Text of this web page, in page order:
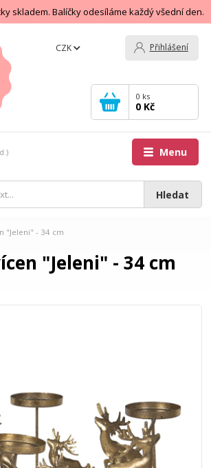
skladem. Balíčky odesíláme každý všední den.
Menu
CZK Přihlášení
Hledat
0 ks
0 Kč
"Jeleni" - 34 cm
"Jeleni" - 34 cm